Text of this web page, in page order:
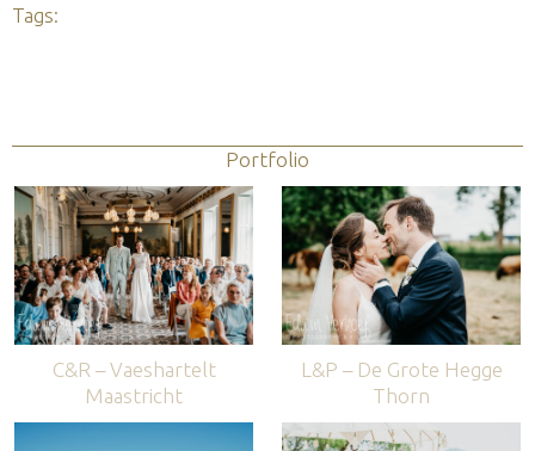
Tags:
Portfolio
C&R – Vaeshartelt
Maastricht
L&P – De Grote Hegge
Thorn